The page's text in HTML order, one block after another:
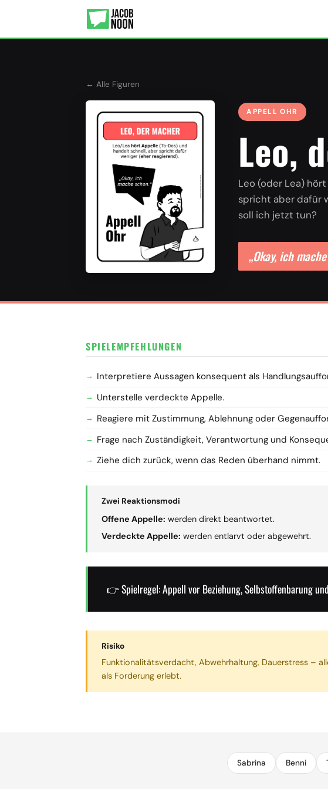
← Alle Figuren
APPELL OHR
Leo,
Leo (oder Lea)
spricht aber dafür
soll ich jetzt tun?
„Okay, ich
SPIELEMPFEHLUNGEN
Interpretiere Aussagen konsequent als
Unterstelle verdeckte Appelle.
Reagiere mit Zustimmung, Ablehnung oder
Frage nach Zuständigkeit, Verantwortung und
Ziehe dich zurück, wenn das Reden überhand nimmt.
Zwei Reaktionsmodi
Offene Appelle: werden direkt beantwortet.
Verdeckte Appelle: werden entlarvt oder abgewehrt.
👉 Spielregel: Appell vor Beziehung, Selbstoffenbarung
Risiko
Funktionalitätsverdacht, Abwehrhaltung, Dauerstress –
als Forderung erlebt.
Sabrina Benni